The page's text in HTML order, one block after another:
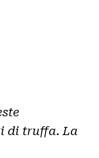
di truffa. La